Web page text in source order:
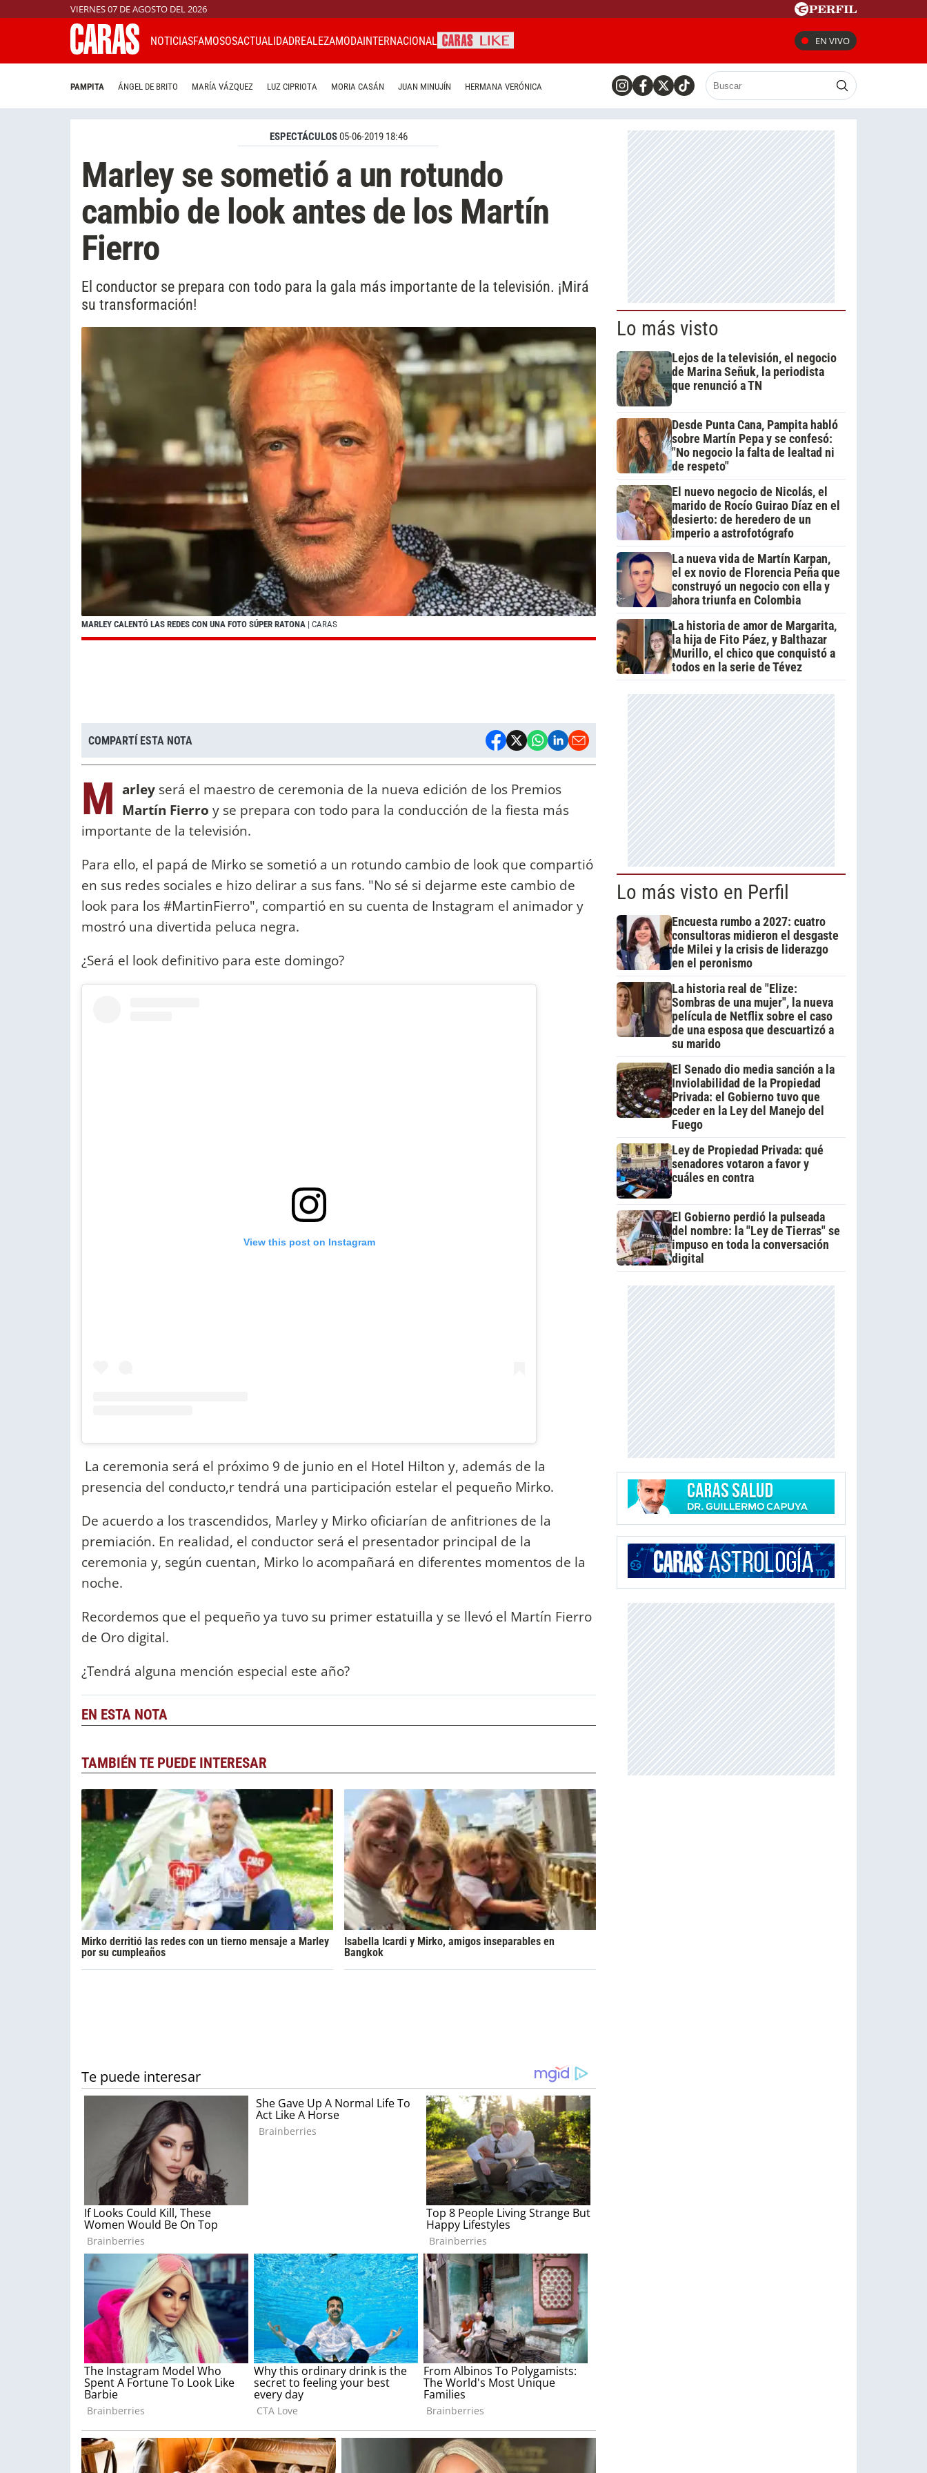
VIERNES 07 DE AGOSTO DEL 2026
NOTICIASFAMOSOSACTUALIDADREALEZAMODAINTERNACIONAL EN VIVO
PAMPITA ÁNGEL DE BRITO MARÍA VÁZQUEZ LUZ CIPRIOTA MORIA CASÁN JUAN MINUJÍN HERMANA VERÓNICA
ESPECTÁCULOS05-06-2019 18:46
Marley se sometió a un rotundo
cambio de look antes de los Martín
Fierro
El conductor se prepara con todo para la gala más importante de la televisión. ¡Mirá
su transformación!
MARLEY CALENTÓ LAS REDES CON UNA FOTO SÚPER RATONA | CARAS
COMPARTÍ ESTA NOTA
M arley será el maestro de ceremonia de la nueva edición de los Premios
Martín Fierro y se prepara con todo para la conducción de la fiesta más
importante de la televisión.
Para ello, el papá de Mirko se sometió a un rotundo cambio de look que compartió
en sus redes sociales e hizo delirar a sus fans. "No sé si dejarme este cambio de
look para los #MartinFierro", compartió en su cuenta de Instagram el animador y
mostró una divertida peluca negra.
¿Será el look definitivo para este domingo?
View this post on Instagram
La ceremonia será el próximo 9 de junio en el Hotel Hilton y, además de la
presencia del conducto,r tendrá una participación estelar el pequeño Mirko.
De acuerdo a los trascendidos, Marley y Mirko oficiarían de anfitriones de la
premiación. En realidad, el conductor será el presentador principal de la
ceremonia y, según cuentan, Mirko lo acompañará en diferentes momentos de la
noche.
Recordemos que el pequeño ya tuvo su primer estatuilla y se llevó el Martín Fierro
de Oro digital.
¿Tendrá alguna mención especial este año?
EN ESTA NOTA
TAMBIÉN TE PUEDE INTERESAR
Mirko derritió las redes con un tierno mensaje a Marley
por su cumpleaños
Isabella Icardi y Mirko, amigos inseparables en
Bangkok
Lo más visto
Lejos de la televisión, el negocio
de Marina Señuk, la periodista
que renunció a TN
Desde Punta Cana, Pampita habló
sobre Martín Pepa y se confesó:
"No negocio la falta de lealtad ni
de respeto"
El nuevo negocio de Nicolás, el
marido de Rocío Guirao Díaz en el
desierto: de heredero de un
imperio a astrofotógrafo
La nueva vida de Martín Karpan,
el ex novio de Florencia Peña que
construyó un negocio con ella y
ahora triunfa en Colombia
La historia de amor de Margarita,
la hija de Fito Páez, y Balthazar
Murillo, el chico que conquistó a
todos en la serie de Tévez
Lo más visto en Perfil
Encuesta rumbo a 2027: cuatro
consultoras midieron el desgaste
de Milei y la crisis de liderazgo
en el peronismo
La historia real de "Elize:
Sombras de una mujer", la nueva
película de Netflix sobre el caso
de una esposa que descuartizó a
su marido
El Senado dio media sanción a la
Inviolabilidad de la Propiedad
Privada: el Gobierno tuvo que
ceder en la Ley del Manejo del
Fuego
Ley de Propiedad Privada: qué
senadores votaron a favor y
cuáles en contra
El Gobierno perdió la pulseada
del nombre: la "Ley de Tierras" se
impuso en toda la conversación
digital